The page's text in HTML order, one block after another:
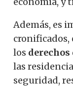
Además, es
cronificados,
los derechos
las
seguridad,